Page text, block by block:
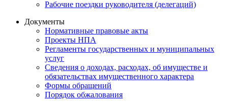
Рабочие поездки руководителя (делегаций)
Документы
Нормативные правовые акты
Проекты НПА
Регламенты государственных и муниципальных
услуг
Сведения о доходах, расходах, об имуществе и
обязательствах имущественного характера
Формы обращений
Порядок обжалования